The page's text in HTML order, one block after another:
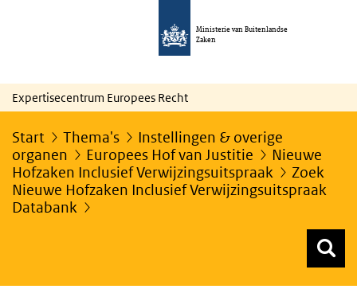
Ministerie van Buitenlandse
Zaken
Expertisecentrum Europees Recht
Start Thema's
Instellingen & overige
organen
Europees Hof van Justitie
Nieuwe
Hofzaken Inclusief Verwijzingsuitspraak
Zoek
Nieuwe Hofzaken Inclusief Verwijzingsuitspraak
Databank